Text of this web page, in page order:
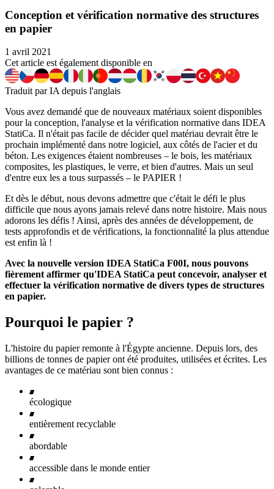
Conception et vérification normative des structures
en papier
1 avril 2021
Cet article est également disponible en
Traduit par IA depuis l'anglais
Vous avez demandé que de nouveaux matériaux soient disponibles
pour la conception, l'analyse et la vérification normative dans IDEA
StatiCa. Il n'était pas facile de décider quel matériau devrait être le
prochain implémenté dans notre logiciel, aux côtés de l'acier et du
béton. Les exigences étaient nombreuses – le bois, les matériaux
composites, les plastiques, le verre, et bien d'autres. Mais un seul
d'entre eux les a tous surpassés – le PAPIER !
Et dès le début, nous devons admettre que c'était le défi le plus
difficile que nous ayons jamais relevé dans notre histoire. Mais nous
adorons les défis ! Ainsi, après des années de développement, de
tests approfondis et de vérifications, la fonctionnalité la plus attendue
est enfin là !
Avec la nouvelle version IDEA StatiCa F00I, nous pouvons
fièrement affirmer qu'IDEA StatiCa peut concevoir, analyser et
effectuer la vérification normative de divers types de structures
en papier.
Pourquoi le papier ?
L'histoire du papier remonte à l'Égypte ancienne. Depuis lors, des
billions de tonnes de papier ont été produites, utilisées et écrites. Les
avantages de ce matériau sont bien connus :
écologique
entièrement recyclable
abordable
accessible dans le monde entier